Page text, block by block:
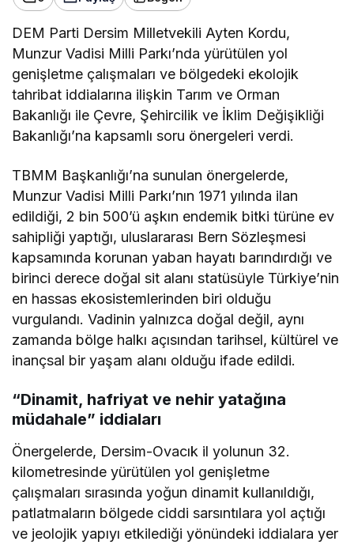
DEM Parti Dersim Milletvekili Ayten Kordu,
Munzur Vadisi Milli Parkı’nda yürütülen yol
genişletme çalışmaları ve bölgedeki ekolojik
tahribat iddialarına ilişkin Tarım ve Orman
Bakanlığı ile Çevre, Şehircilik ve İklim Değişikliği
Bakanlığı’na kapsamlı soru önergeleri verdi.
TBMM Başkanlığı’na sunulan önergelerde,
Munzur Vadisi Milli Parkı’nın 1971 yılında ilan
edildiği, 2 bin 500’ü aşkın endemik bitki türüne ev
sahipliği yaptığı, uluslararası Bern Sözleşmesi
kapsamında korunan yaban hayatı barındırdığı ve
birinci derece doğal sit alanı statüsüyle Türkiye’nin
en hassas ekosistemlerinden biri olduğu
vurgulandı. Vadinin yalnızca doğal değil, aynı
zamanda bölge halkı açısından tarihsel, kültürel ve
inançsal bir yaşam alanı olduğu ifade edildi.
“Dinamit, hafriyat ve nehir yatağına
müdahale” iddiaları
Önergelerde, Dersim-Ovacık il yolunun 32.
kilometresinde yürütülen yol genişletme
çalışmaları sırasında yoğun dinamit kullanıldığı,
patlatmaların bölgede ciddi sarsıntılara yol açtığı
ve jeolojik yapıyı etkilediği yönündeki iddialara yer